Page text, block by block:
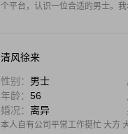
个平台，认识一位合适的男士。
清风徐来
性别： 男士
年龄： 56
婚况： 离异
本人自有公司平常工作挺忙 大方